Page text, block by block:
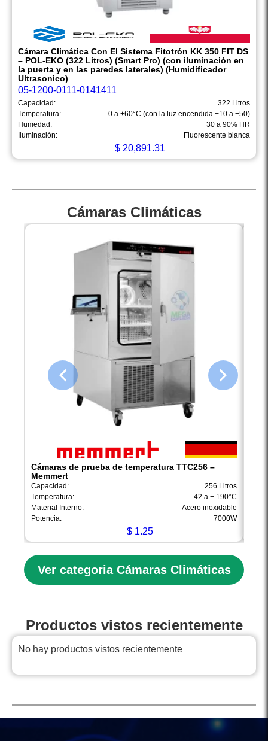
Cámara Climática Con El Sistema Fitotrón KK 350 FIT DS
– POL-EKO (322 Litros) (Smart Pro) (con iluminación en
la puerta y en las paredes laterales) (Humidificador
Ultrasonico)
05-1200-0111-0141411
Capacidad:
322 Litros
Temperatura:
0 a +60°C (con la luz encendida +10 a +50)
Humedad:
30 a 90% HR
Iluminación:
Fluorescente blanca
$ 20,891.31
Cámaras Climáticas
Cámaras de prueba de temperatura TTC256 –
Memmert
Capacidad:
256 Litros
Temperatura:
- 42 a + 190°C
Material Interno:
Acero inoxidable
Potencia:
7000W
$ 1.25
Ver categoria Cámaras Climáticas
Productos vistos recientemente
No hay productos vistos recientemente